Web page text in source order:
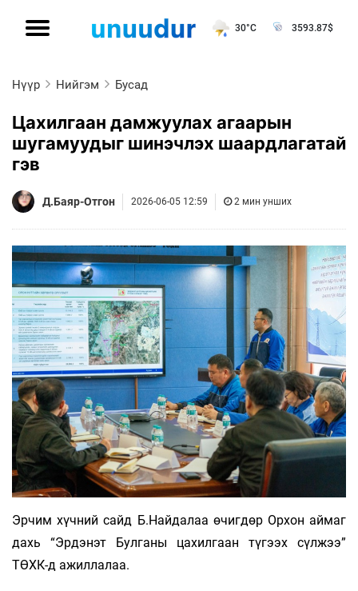
30°C 3593.87$
Нүүр Нийгэм Бусад
Цахилгаан дамжуулах агаарын
шугамуудыг шинэчлэх шаардлагатай
гэв
Д.Баяр-Отгон 2026-06-05 12:59 2 мин унших
Эрчим хүчний сайд Б.Найдалаа өчигдөр Орхон аймаг
дахь “Эрдэнэт Булганы цахилгаан түгээх сүлжээ”
ТӨХК-д ажиллалаа.